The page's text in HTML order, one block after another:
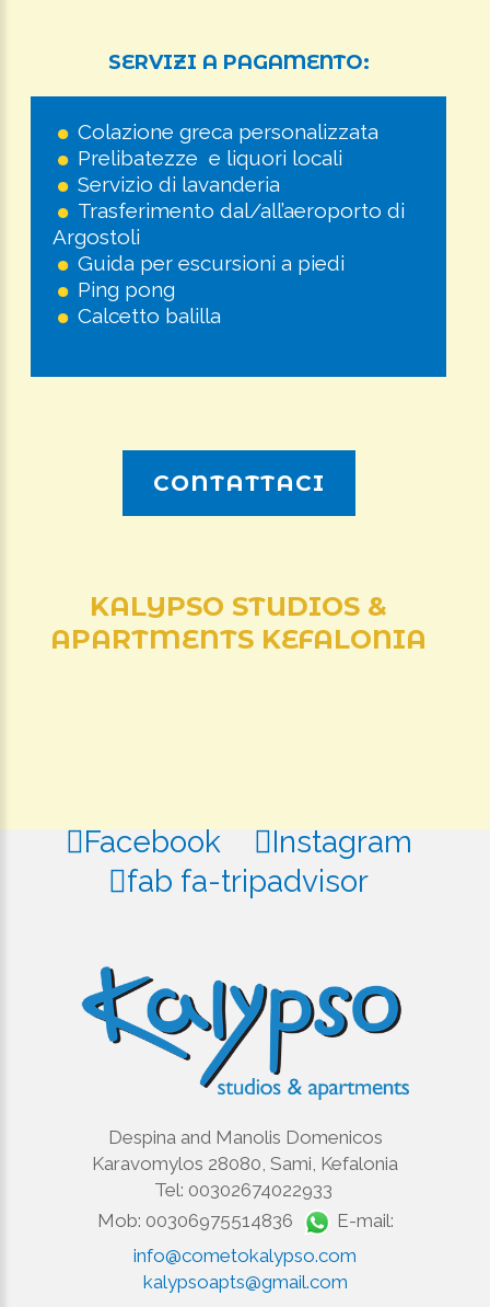
SERVIZI A PAGAMENTO:
Colazione greca personalizzata
Prelibatezze e liquori locali
Servizio di lavanderia
Trasferimento dal/all’aeroporto di
Argostoli
Guida per escursioni a piedi
Ping pong
Calcetto balilla
CONTATTACI
KALYPSO STUDIOS &
APARTMENTS KEFALONIA
Facebook
Instagram
fab fa-tripadvisor
Despina and Manolis Domenicos
Karavomylos 28080, Sami, Kefalonia
Tel: 00302674022933
Mob: 00306975514836
E-mail:
info@cometokalypso.com
kalypsoapts@gmail.com